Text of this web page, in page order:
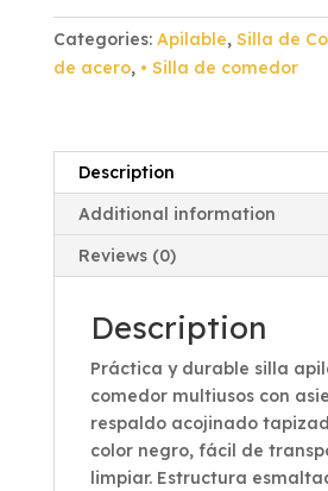
Negro
Categories: Apilable, Silla de
de acero, • Silla de comedor
Description
Additional information
Reviews (0)
Description
Práctica y durable silla
comedor multiusos con
respaldo acojinado
color negro, fácil de
limpiar. Estructura